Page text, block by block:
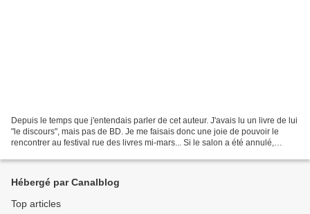
Depuis le temps que j'entendais parler de cet auteur. J'avais lu un livre de lui
"le discours", mais pas de BD. Je me faisais donc une joie de pouvoir le
rencontrer au festival rue des livres mi-mars... Si le salon a été annulé,
Hébergé par Canalblog
Top articles